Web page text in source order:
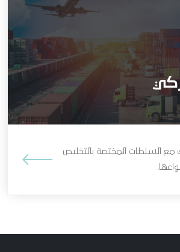
مع السلطات المختصة بالتخليص